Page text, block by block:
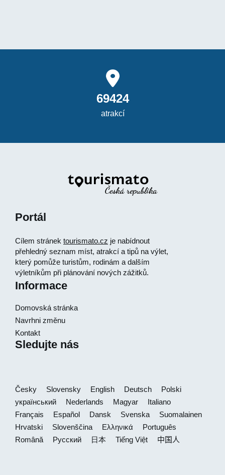
69424
atrakcí
Portál
Cílem stránek tourismato.cz je nabídnout
přehledný seznam míst, atrakcí a tipů na výlet,
který pomůže turistům, rodinám a dalším
výletníkům při plánování nových zážitků.
Informace
Domovská stránka
Navrhni změnu
Kontakt
Sledujte nás
Česky Slovensky English Deutsch
Polski
український
Nederlands Magyar
Italiano
Français
Español Dansk Svenska
Suomalainen
Hrvatski
Slovenščina Ελληνικά
Português
Română
Русский 日本 Tiếng Việt 中国人